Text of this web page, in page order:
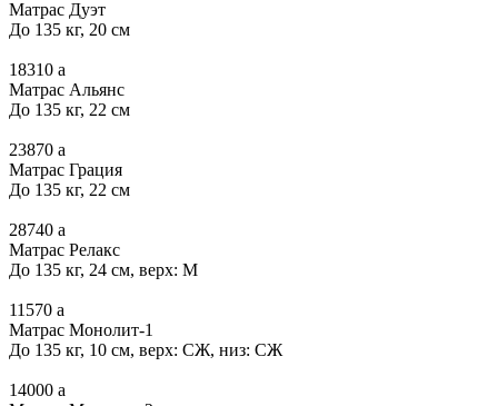
Матрас Дуэт
До 135 кг, 20 см
18310 a
Матрас Альянс
До 135 кг, 22 см
23870 a
Матрас Грация
До 135 кг, 22 см
28740 a
Матрас Релакс
До 135 кг, 24 см, верх: М
11570 a
Матрас Монолит-1
До 135 кг, 10 см, верх: СЖ, низ: СЖ
14000 a